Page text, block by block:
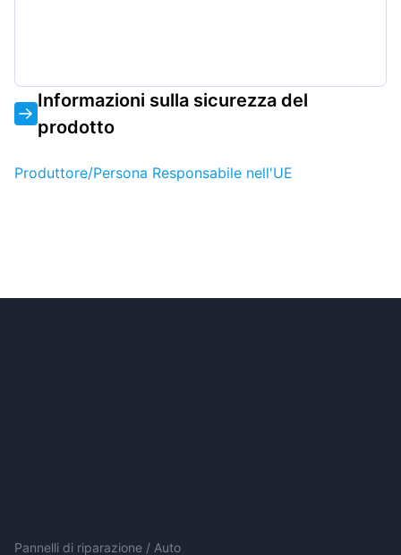
Informazioni sulla sicurezza del
prodotto
Produttore/Persona Responsabile nell'UE
Pannelli di riparazione / Auto